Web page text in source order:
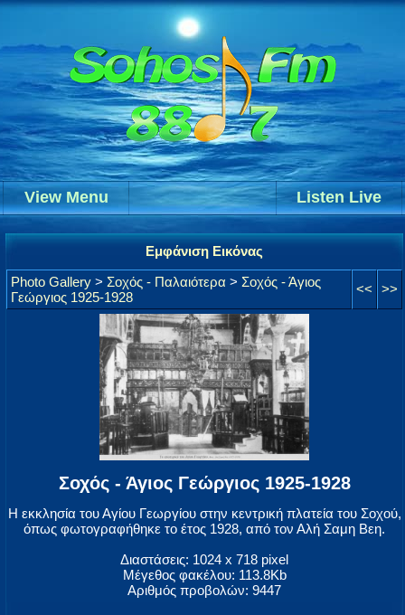
Listen Live
View Menu
Εμφάνιση Εικόνας
Photo Gallery > Σοχός - Παλαιότερα > Σοχός - Άγιος
Γεώργιος 1925-1928
<< >>
Σοχός - Άγιος Γεώργιος 1925-1928
Η εκκλησία του Αγίου Γεωργίου στην κεντρική πλατεία του Σοχού,
όπως φωτογραφήθηκε το έτος 1928, από τον Αλή Σαμη Βεη.
Διαστάσεις: 1024 x 718 pixel
Μέγεθος φακέλου: 113.8Kb
Αριθμός προβολών: 9447